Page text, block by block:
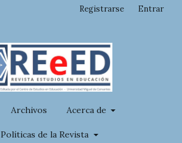
Archivos Acerca de
Políticas de la Revista
Registrarse Entrar